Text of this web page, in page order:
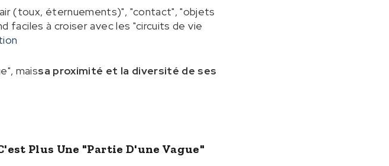
(toux, éternuements)", "contact", "objets
faciles à croiser avec les "circuits de vie
maissa proximité et la diversité de ses
Plus Une "partie D'une Vague"